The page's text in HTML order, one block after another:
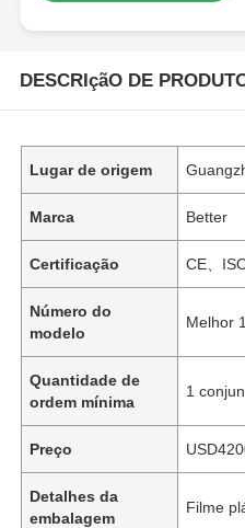
DESCRIçãO DE
Lugar de origem
Marca Better
Certificação CE、
Número do
modelo
Melhor
Quantidade de
ordem mínima
1
Preço
Detalhes da
embalagem
Filme